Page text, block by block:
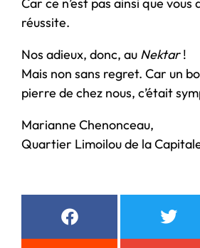
réussite.
Nos adieux, donc, au Nektar!
Mais non sans regret. Car un
pierre de chez nous, c’était
Marianne Chenonceau,
Quartier Limoilou de la